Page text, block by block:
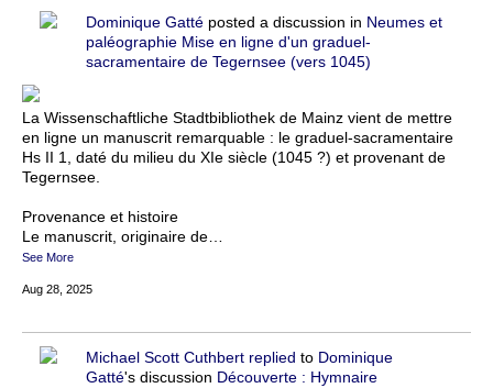
Dominique Gatté posted a discussion in Neumes et
paléographie Mise en ligne d'un graduel-
sacramentaire de Tegernsee (vers 1045)
La Wissenschaftliche Stadtbibliothek de Mainz vient de mettre
en ligne un manuscrit remarquable : le graduel-sacramentaire
Hs II 1, daté du milieu du XIe siècle (1045 ?) et provenant de
Tegernsee.
Provenance et histoire
Le manuscrit, originaire de…
See More
Aug 28, 2025
Michael Scott Cuthbert replied to Dominique
Gatté's discussion Découverte : Hymnaire